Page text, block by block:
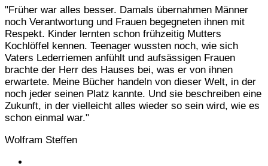
"Früher war alles besser. Damals übernahmen Männer
noch Verantwortung und Frauen begegneten ihnen mit
Respekt. Kinder lernten schon frühzeitig Mutters
Kochlöffel kennen. Teenager wussten noch, wie sich
Vaters Lederriemen anfühlt und aufsässigen Frauen
brachte der Herr des Hauses bei, was er von ihnen
erwartete. Meine Bücher handeln von dieser Welt, in der
noch jeder seinen Platz kannte. Und sie beschreiben eine
Zukunft, in der vielleicht alles wieder so sein wird, wie es
schon einmal war."
Wolfram Steffen